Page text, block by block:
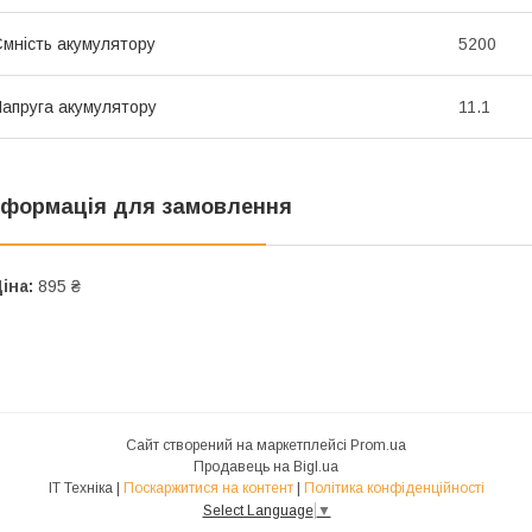
акумулятору 5200
акумулятору 11.1
для замовлення
895 ₴
Сайт створений на маркетплейсі Prom.ua
Продавець на Bigl.ua
IT Техніка | Поскаржитися на контент | Політика конфіденційності
Select Language ▼